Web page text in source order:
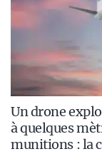
Un drone
à quelques
munitions : la